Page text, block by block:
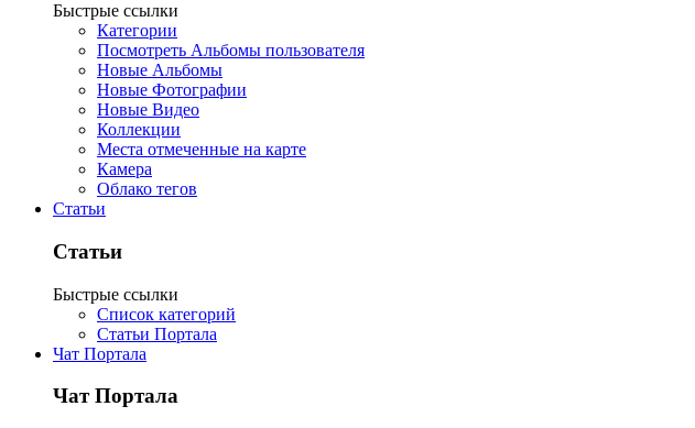
Быстрые ссылки
Категории
Посмотреть Альбомы пользователя
Новые Альбомы
Новые Фотографии
Новые Видео
Коллекции
Места отмеченные на карте
Камера
Облако тегов
Статьи
Статьи
Быстрые ссылки
Список категорий
Статьи Портала
Чат Портала
Чат Портала